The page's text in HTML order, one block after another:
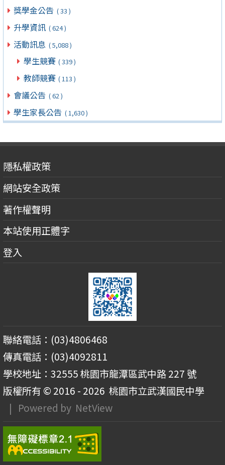
獎學金公告 ( 33 )
升學資訊 ( 624 )
活動訊息 ( 5,088 )
學生競賽 ( 339 )
教師競賽 ( 113 )
會議公告 ( 62 )
學生家長公告 ( 1,630 )
隱私權政策
網站安全政策
著作權聲明
本站使用正體字
登入
聯絡電話：(03)4806468
傳真電話：(03)4092811
學校地址：32555 桃園市龍潭區武中路 227 號
版權所有 © 2016 - 2026 桃園市立武漢國民中學
| Powered by NetView